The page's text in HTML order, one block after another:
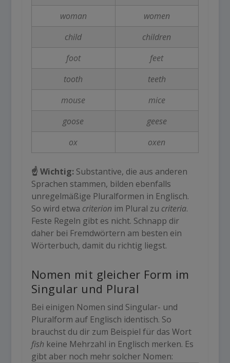
woman
women
child
children
foot
feet
tooth
teeth
mouse
mice
goose
geese
ox
oxen
☝️ Wichtig:Substantive, die aus anderen
Sprachen stammen, bilden ebenfalls
unregelmäßige Pluralformen in Englisch.
So wird etwa criterionim Plural zu criteria.
Feste Regeln gibt es nicht. Schnapp dir
daher bei Fremdwörtern am besten ein
Wörterbuch, damit du richtig liegst.
Nomen mit gleicher Form im
Singular und Plural
Bei einigen Nomen sind Singular- und
Pluralform auf Englisch identisch. So
brauchst du dir zum Beispiel für das Wort
fish keine Mehrzahl in Englisch merken. Es
gibt aber noch mehr solcher Nomen: